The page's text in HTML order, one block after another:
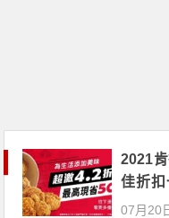
2021
佳折扣
炸雞桶
07月20